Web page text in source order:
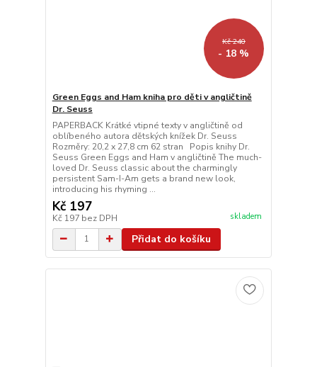
Kč 240
- 18 %
Green Eggs and Ham kniha pro děti v angličtině
Dr. Seuss
PAPERBACK Krátké vtipné texty v angličtině od
oblíbeného autora dětských knížek Dr. Seuss
Rozměry: 20,2 x 27,8 cm 62 stran Popis knihy Dr.
Seuss Green Eggs and Ham v angličtině The much-
loved Dr. Seuss classic about the charmingly
persistent Sam-I-Am gets a brand new look,
introducing his rhyming ...
Kč 197
Kč 197 bez DPH skladem
Přidat do košíku